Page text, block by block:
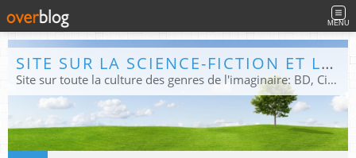
MENU
SITE SUR LA SCIENCE-FICTION ET LE FANTASTIQUE
Site sur toute la culture des genres de l'imaginaire: BD, Cinéma, Livre, Jeux, Théâtre. Présent dans les principaux festivals de film fantastique e de science-fiction, salons et conventions.